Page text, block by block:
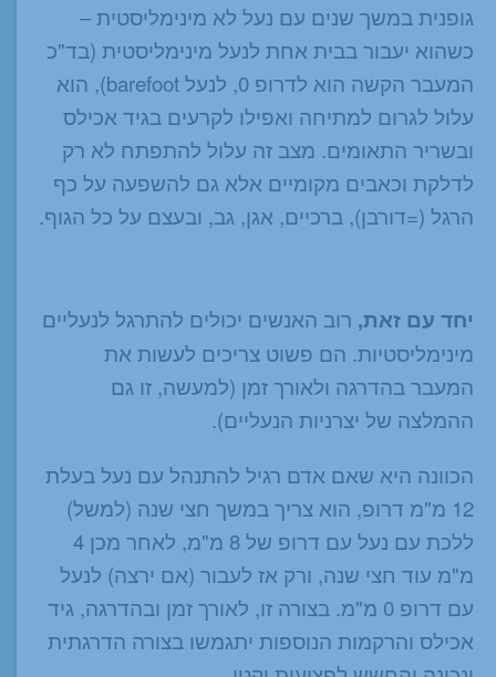
גופנית במשך שנים עם נעל לא מינימליסטית –
כשהוא יעבור בבית אחת לנעל מינימליסטית (בד"כ
המעבר הקשה הוא לדרופ 0, לנעל barefoot), הוא
עלול לגרום למתיחה ואפילו לקרעים בגיד אכילס
ובשריר התאומים. מצב זה עלול להתפתח לא רק
לדלקת וכאבים מקומיים אלא גם להשפעה על כף
הרגל (=דורבן), ברכיים, אגן, גב, ובעצם על כל הגוף.
יחד עם זאת, רוב האנשים יכולים להתרגל לנעליים
מינימליסטיות. הם פשוט צריכים לעשות את
המעבר בהדרגה ולאורך זמן (למעשה, זו גם
ההמלצה של יצרניות הנעליים).
הכוונה היא שאם אדם רגיל להתנהל עם נעל בעלת
12 מ"מ דרופ, הוא צריך במשך חצי שנה (למשל)
ללכת עם נעל עם דרופ של 8 מ"מ, לאחר מכן 4
מ"מ עוד חצי שנה, ורק אז לעבור (אם ירצה) לנעל
עם דרופ 0 מ"מ. בצורה זו, לאורך זמן ובהדרגה, גיד
אכילס והרקמות הנוספות יתגמשו בצורה הדרגתית